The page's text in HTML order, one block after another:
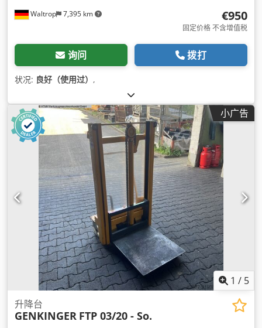
Waltrop 7,395 km €950
固定价格 不含增值税
询问 拨打
状况: 良好（使用过） ,
小广告
1 / 5
升降台
GENKINGER FTP 03/20 - So.